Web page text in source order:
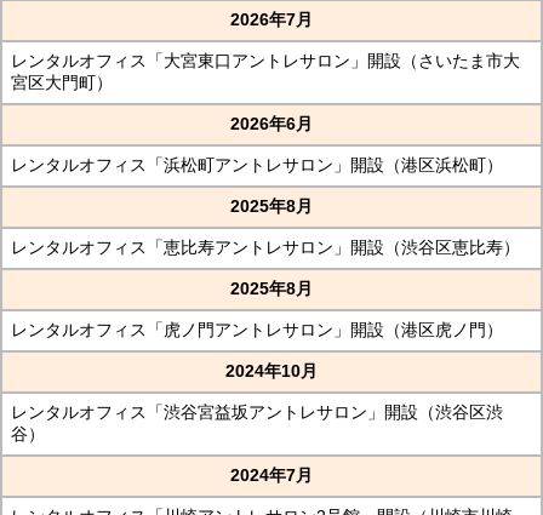
2026年7月
レンタルオフィス「大宮東口アントレサロン」開設（さいたま市大
宮区大門町）
2026年6月
レンタルオフィス「浜松町アントレサロン」開設（港区浜松町）
2025年8月
レンタルオフィス「恵比寿アントレサロン」開設（渋谷区恵比寿）
2025年8月
レンタルオフィス「虎ノ門アントレサロン」開設（港区虎ノ門）
2024年10月
レンタルオフィス「渋谷宮益坂アントレサロン」開設（渋谷区渋
谷）
2024年7月